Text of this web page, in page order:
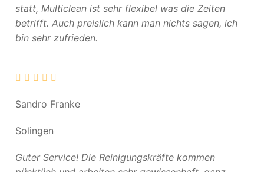
statt, Multiclean ist sehr flexibel was die Zeiten
betrifft. Auch preislich kann man nichts sagen, ich
bin sehr zufrieden.
Sandro Franke
Solingen
Guter Service! Die Reinigungskräfte kommen